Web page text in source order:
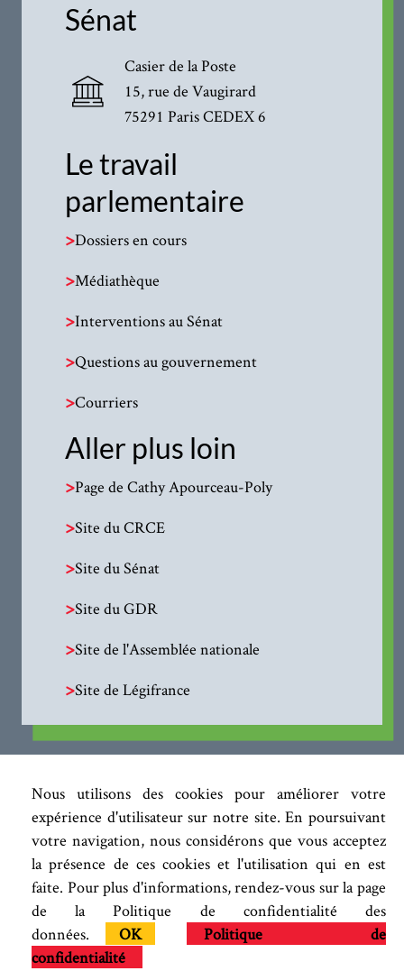
Nous utilisons des cookies pour améliorer votre
expérience d'utilisateur sur notre site. En poursuivant
votre navigation, nous considérons que vous acceptez
la présence de ces cookies et l'utilisation qui en est
faite. Pour plus d'informations, rendez-vous sur la page
de la Politique de confidentialité des
données.
OK
Politique de
confidentialité
Sénat
Casier de la Poste
15, rue de Vaugirard
75291 Paris CEDEX 6
Le travail
parlementaire
>Dossiers en cours
>Médiathèque
>Interventions au Sénat
>Questions au gouvernement
>Courriers
Aller plus loin
>Page de Cathy Apourceau-Poly
>Site du CRCE
>Site du Sénat
>Site du GDR
>Site de l'Assemblée nationale
>Site de Légifrance